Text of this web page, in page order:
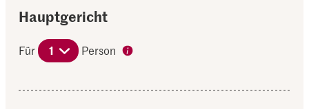
Hauptgericht
Für 1 Person